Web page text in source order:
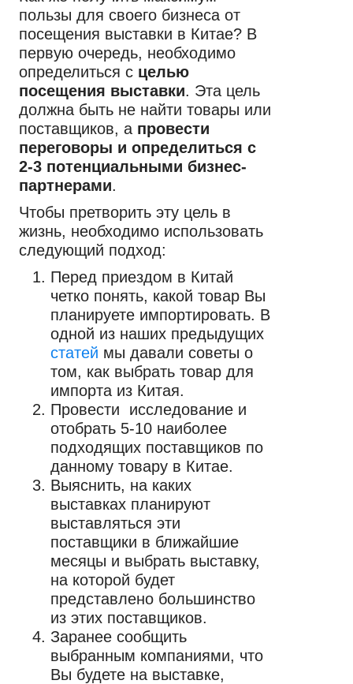
пользы для своего бизнеса от
посещения выставки в Китае? В
первую очередь, необходимо
определиться с целью
посещения выставки. Эта цель
должна быть не найти товары или
поставщиков, а провести
переговоры и определиться с
2-3 потенциальными бизнес-
партнерами.
Чтобы претворить эту цель в
жизнь, необходимо использовать
следующий подход:
Перед приездом в Китай
четко понять, какой товар Вы
планируете импортировать. В
одной из наших предыдущих
статей мы давали советы о
том, как выбрать товар для
импорта из Китая.
Провести исследование и
отобрать 5-10 наиболее
подходящих поставщиков по
данному товару в Китае.
Выяснить, на каких
выставках планируют
выставляться эти
поставщики в ближайшие
месяцы и выбрать выставку,
на которой будет
представлено большинство
из этих поставщиков.
Заранее сообщить
выбранным компаниями, что
Вы будете на выставке,